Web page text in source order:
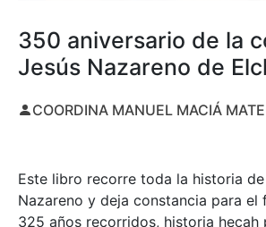
350 aniversario de la
Jesús Nazareno de
COORDINA MANUEL MACIÁ
Este libro recorre toda la historia
Nazareno y deja constancia para el
325 años recorridos, historia hecah